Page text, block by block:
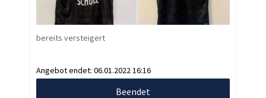
bereits versteigert
Angebot endet: 06.01.2022 16:16
Beendet